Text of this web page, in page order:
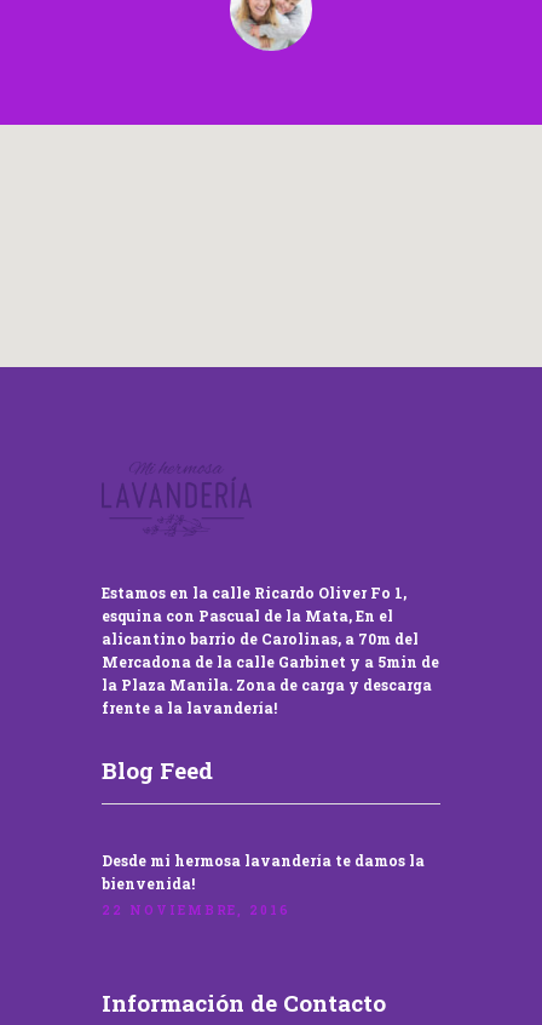
Estamos en la calle Ricardo Oliver Fo 1,
esquina con Pascual de la Mata, En el
alicantino barrio de Carolinas, a 70m del
Mercadona de la calle Garbinet y a 5min de
la Plaza Manila. Zona de carga y descarga
frente a la lavandería!
Blog Feed
Desde mi hermosa lavandería te damos la
bienvenida!
22 NOVIEMBRE, 2016
Información de Contacto